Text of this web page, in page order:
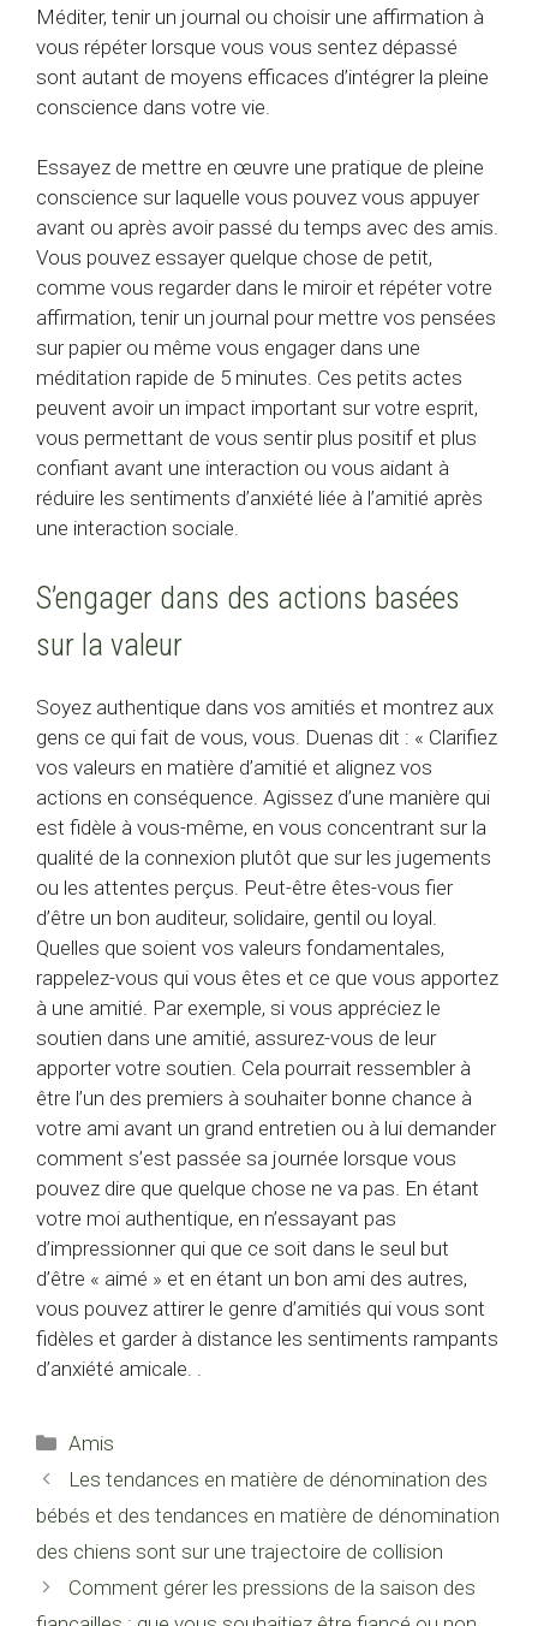
Méditer, tenir un journal ou choisir une affirmation à
vous répéter lorsque vous vous sentez dépassé
sont autant de moyens efficaces d’intégrer la pleine
conscience dans votre vie.
Essayez de mettre en œuvre une pratique de pleine
conscience sur laquelle vous pouvez vous appuyer
avant ou après avoir passé du temps avec des amis.
Vous pouvez essayer quelque chose de petit,
comme vous regarder dans le miroir et répéter votre
affirmation, tenir un journal pour mettre vos pensées
sur papier ou même vous engager dans une
méditation rapide de 5 minutes. Ces petits actes
peuvent avoir un impact important sur votre esprit,
vous permettant de vous sentir plus positif et plus
confiant avant une interaction ou vous aidant à
réduire les sentiments d’anxiété liée à l’amitié après
une interaction sociale.
S’engager dans des actions basées
sur la valeur
Soyez authentique dans vos amitiés et montrez aux
gens ce qui fait de vous, vous. Duenas dit : « Clarifiez
vos valeurs en matière d’amitié et alignez vos
actions en conséquence. Agissez d’une manière qui
est fidèle à vous-même, en vous concentrant sur la
qualité de la connexion plutôt que sur les jugements
ou les attentes perçus. Peut-être êtes-vous fier
d’être un bon auditeur, solidaire, gentil ou loyal.
Quelles que soient vos valeurs fondamentales,
rappelez-vous qui vous êtes et ce que vous apportez
à une amitié. Par exemple, si vous appréciez le
soutien dans une amitié, assurez-vous de leur
apporter votre soutien. Cela pourrait ressembler à
être l’un des premiers à souhaiter bonne chance à
votre ami avant un grand entretien ou à lui demander
comment s’est passée sa journée lorsque vous
pouvez dire que quelque chose ne va pas. En étant
votre moi authentique, en n’essayant pas
d’impressionner qui que ce soit dans le seul but
d’être « aimé » et en étant un bon ami des autres,
vous pouvez attirer le genre d’amitiés qui vous sont
fidèles et garder à distance les sentiments rampants
d’anxiété amicale. .
Catégories
Amis
Les tendances en matière de dénomination des
bébés et des tendances en matière de dénomination
des chiens sont sur une trajectoire de collision
Comment gérer les pressions de la saison des